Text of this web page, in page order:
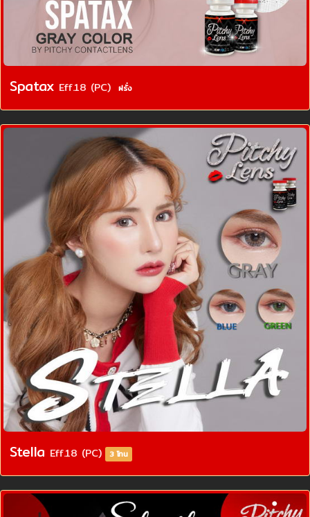
Spatax Eff.18 (PC) ฝรั่ง
Stella Eff.18 (PC) 3 โทน